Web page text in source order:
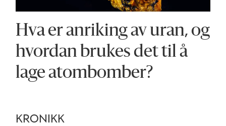
Hva er anriking av uran, og
hvordan brukes det til å
lage atombomber?
KRONIKK